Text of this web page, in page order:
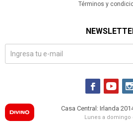
Términos y
  
Casa Central: Irlanda
Lunes a domingo